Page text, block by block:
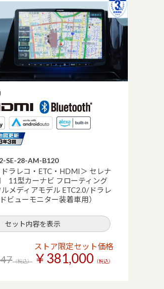
SE-28-AM-B120
ラレコ・ETC・HDMI＞ セレナ
11型カーナビ フローティング
メディアモデル ETC2.0/ドラレ
ビューモニター装着車用）
セット内容を表示
ストア限定セット価格
（税込） ￥381,000 （税込）